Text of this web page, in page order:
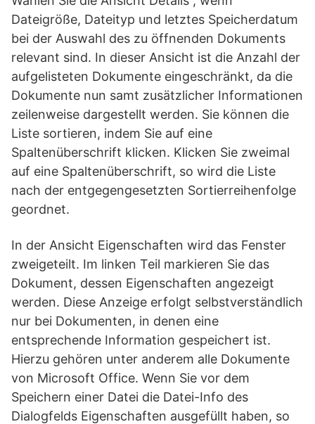
Dateigröße, Dateityp und letztes Speicherdatum
bei der Auswahl des zu öffnenden Dokuments
relevant sind. In dieser Ansicht ist die Anzahl der
aufgelisteten Dokumente eingeschränkt, da die
Dokumente nun samt zusätzlicher Informationen
zeilenweise dargestellt werden. Sie können die
Liste sortieren, indem Sie auf eine
Spaltenüberschrift klicken. Klicken Sie zweimal
auf eine Spaltenüberschrift, so wird die Liste
nach der entgegengesetzten Sortierreihenfolge
geordnet.
In der Ansicht Eigenschaften wird das Fenster
zweigeteilt. Im linken Teil markieren Sie das
Dokument, dessen Eigenschaften angezeigt
werden. Diese Anzeige erfolgt selbstverständlich
nur bei Dokumenten, in denen eine
entsprechende Information gespeichert ist.
Hierzu gehören unter anderem alle Dokumente
von Microsoft Office. Wenn Sie vor dem
Speichern einer Datei die Datei-Info des
Dialogfelds Eigenschaften ausgefüllt haben, so